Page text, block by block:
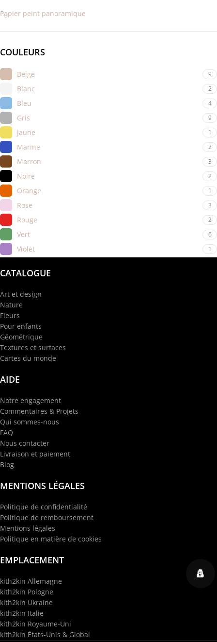
Papier peint panoramique
COULEURS
Beige 9
Blanc 2
Bleu 4
Gris 9
Jaune 1
Marine 2
Marron 3
Noire 2
Orange 1
Rose 3
Rouge 2
Vert 6
Violet 1
CATALOGUE
Art et design
Nature
Fleurs
Pour enfants
Géométrique
Textures et surfaces
Cartes du monde
AIDE
Notre engagement
Commentaires & Projets
Qui sommes-nous
FAQ
Nous contacter
Livraison et paiement
Blog
MENTIONS LÉGALES
Politique de confidentialité
Politique de remboursement
Mentions légales
Politique en matière de cookies
EMPLACEMENT
kith2kin Allemagne
kith2kin Pologne
kith2kin Ukraine
kith2kin Italie
kith2kin Royaume-Uni
kith2kin États-Unis & Global